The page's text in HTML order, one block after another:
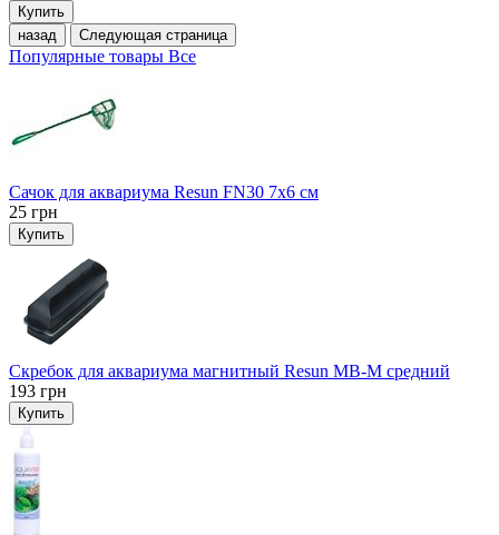
Купить
назад
Следующая страница
Популярные товары Все
Сачок для аквариума Resun FN30 7х6 см
25 грн
Купить
Скребок для аквариума магнитный Resun MB-M средний
193 грн
Купить